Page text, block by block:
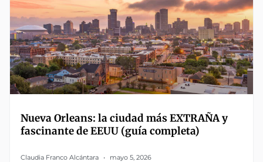
Nueva Orleans: la ciudad más EXTRAÑA y
fascinante de EEUU (guía completa)
Claudia Franco Alcántara mayo 5, 2026